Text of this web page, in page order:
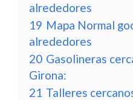
alrededores
19 Mapa Normal
alrededores
20 Gasolineras
Girona:
21 Talleres